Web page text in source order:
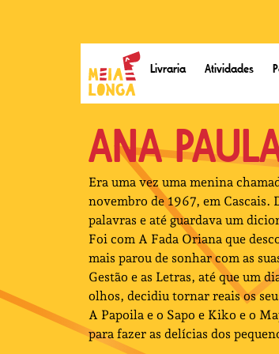
Livraria Atividades
ANA
Era uma vez uma menina
novembro de 1967, em Cascais.
palavras e até guardava um
Foi com A Fada Oriana que
mais parou de sonhar com as
Gestão e as Letras, até que um
olhos, decidiu tornar reais os
A Papoila e o Sapo e Kiko e o
para fazer as delícias dos